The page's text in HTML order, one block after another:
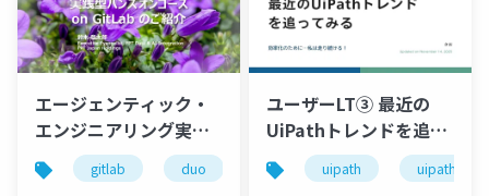
エージェンティック・
エンジニアリング実践
型ハンズオンコース on
GitLab のご紹介
gitlab duo cline k8s vs code
ユーザーLT③ 最近の
UiPathトレンドを追っ
てみるuipath